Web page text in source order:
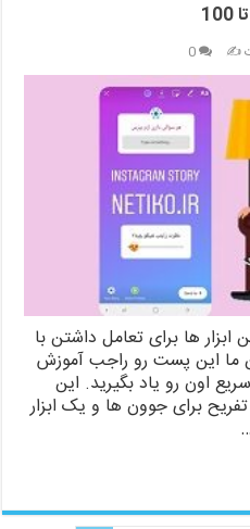
✍️
0
ابزار ها برای تعامل داشتن با
این پست رو راجب آموزش
اون رو یاد بگیرید. این
برای جوون ها و یک ابزار